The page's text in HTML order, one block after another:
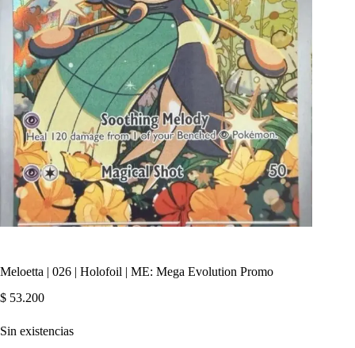
Meloetta | 026 | Holofoil | ME: Mega Evolution Promo
$ 53.200
Sin existencias